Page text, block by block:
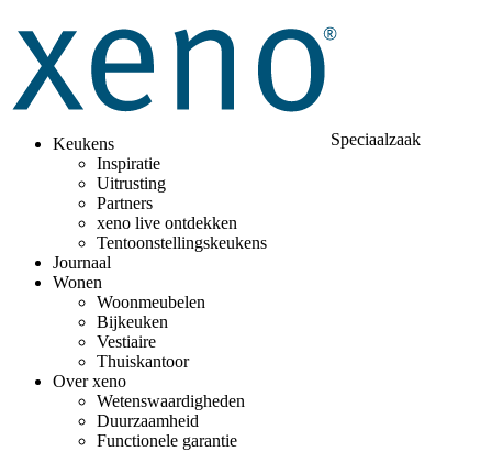
Keukens
Inspiratie
Uitrusting
Partners
xeno live ontdekken
Tentoonstellingskeukens
Journaal
Wonen
Woonmeubelen
Bijkeuken
Vestiaire
Thuiskantoor
Over xeno
Wetenswaardigheden
Duurzaamheid
Functionele garantie
Speciaalzaak